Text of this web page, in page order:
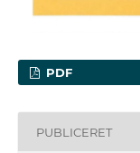
PDF
PUBLICERET